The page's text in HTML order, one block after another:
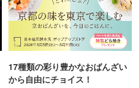
17種類の彩り豊かなおばんざい
から自由にチョイス！